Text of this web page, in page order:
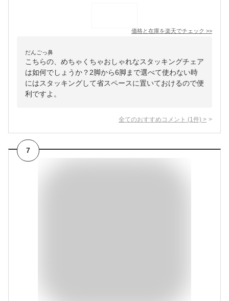
価格と在庫を楽天でチェック >>
だんごっ鼻
こちらの、めちゃくちゃおしゃれなスタッキングチェア
は如何でしょうか？2脚から6脚まで選べて使わない時
にはスタッキングして省スペースに置いておけるので便
利ですよ。
全てのおすすめコメント (1 件) >
7